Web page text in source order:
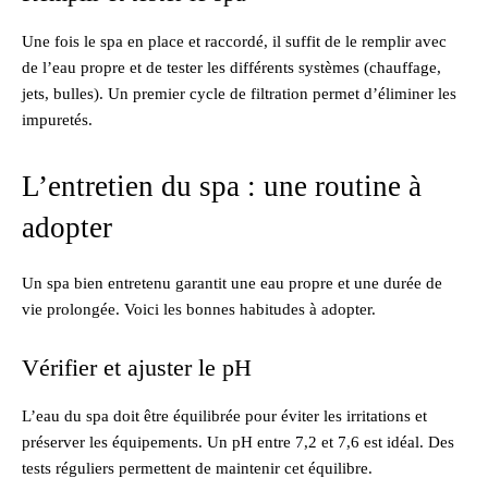
Une fois le spa en place et raccordé, il suffit de le remplir avec
de l’eau propre et de tester les différents systèmes (chauffage,
jets, bulles). Un premier cycle de filtration permet d’éliminer les
impuretés.
L’entretien du spa : une routine à
adopter
Un spa bien entretenu garantit une eau propre et une durée de
vie prolongée. Voici les bonnes habitudes à adopter.
Vérifier et ajuster le pH
L’eau du spa doit être équilibrée pour éviter les irritations et
préserver les équipements. Un pH entre 7,2 et 7,6 est idéal. Des
tests réguliers permettent de maintenir cet équilibre.